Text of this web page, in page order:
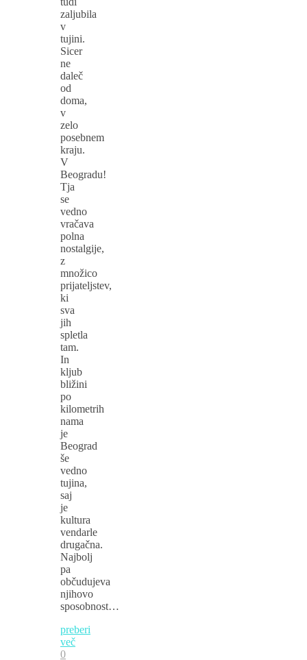
zaljubila
v
tujini.
Sicer
ne
daleč
od
doma,
v
zelo
posebnem
kraju.
V
Beogradu!
Tja
se
vedno
vračava
polna
nostalgije,
z
množico
prijateljstev,
ki
sva
jih
spletla
tam.
In
kljub
bližini
po
kilometrih
nama
je
Beograd
še
vedno
tujina,
saj
je
kultura
vendarle
drugačna.
Najbolj
pa
občudujeva
njihovo
sposobnost…
preberi
več
0